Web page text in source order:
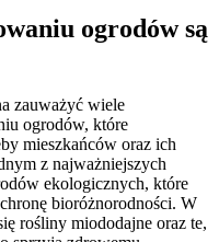
ogrodów są
zauważyć wiele
ogrodów, które
mieszkańców oraz ich
z najważniejszych
ekologicznych, które
bioróżnorodności. W
rośliny miododajne oraz te,